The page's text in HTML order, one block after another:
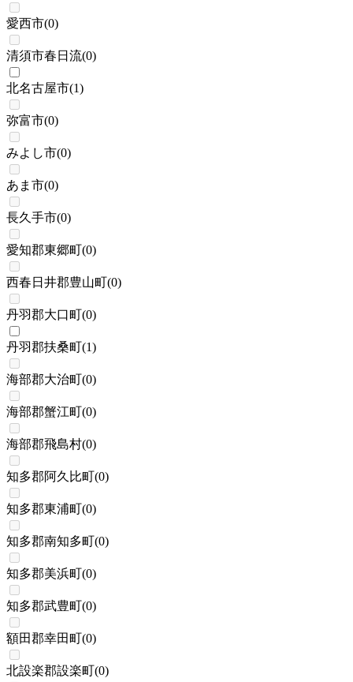
愛西市(0)
清須市春日流(0)
北名古屋市(1)
弥富市(0)
みよし市(0)
あま市(0)
長久手市(0)
愛知郡東郷町(0)
西春日井郡豊山町(0)
丹羽郡大口町(0)
丹羽郡扶桑町(1)
海部郡大治町(0)
海部郡蟹江町(0)
海部郡飛島村(0)
知多郡阿久比町(0)
知多郡東浦町(0)
知多郡南知多町(0)
知多郡美浜町(0)
知多郡武豊町(0)
額田郡幸田町(0)
北設楽郡設楽町(0)